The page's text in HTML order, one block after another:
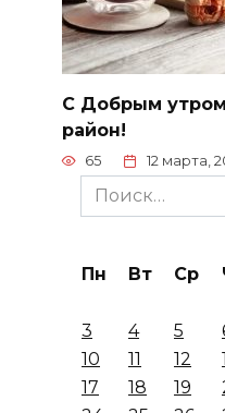
С Добрым
район!
65 12 марта,
Search
for:
Пн Вт Ср
3
4 5
10
11 12
17
18 19